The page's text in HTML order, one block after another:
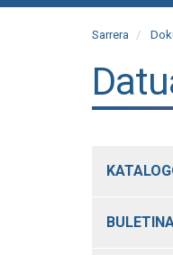
Sarrera